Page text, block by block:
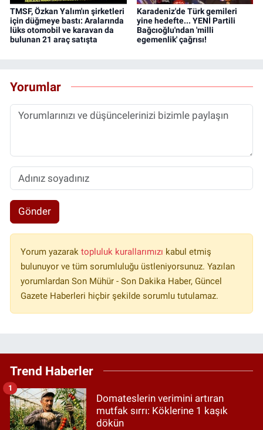
TMSF, Özkan Yalım'ın şirketleri
için düğmeye bastı: Aralarında
lüks otomobil ve karavan da
bulunan 21 araç satışta
Karadeniz'de Türk gemileri
yine hedefte... YENİ Partili
Bağcıoğlu'ndan 'milli
egemenlik' çağrısı!
Yorumlar
Gönder
Yorum yazarak topluluk kurallarımızı kabul etmiş
bulunuyor ve tüm sorumluluğu üstleniyorsunuz. Yazılan
yorumlardan Son Mühür - Son Dakika Haber, Güncel
Gazete Haberleri hiçbir şekilde sorumlu tutulamaz.
Trend Haberler
Domateslerin verimini artıran
mutfak sırrı: Köklerine 1 kaşık
dökün
1